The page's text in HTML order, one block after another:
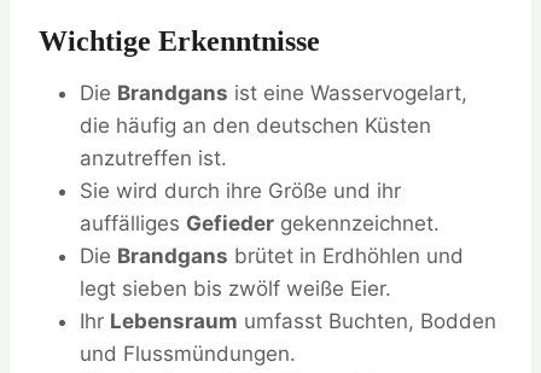
Wichtige Erkenntnisse
Die Brandgans ist eine Wasservogelart,
die häufig an den deutschen Küsten
anzutreffen ist.
Sie wird durch ihre Größe und ihr
auffälliges Gefieder gekennzeichnet.
Die Brandgans brütet in Erdhöhlen und
legt sieben bis zwölf weiße Eier.
Ihr Lebensraum umfasst Buchten, Bodden
und Flussmündungen.